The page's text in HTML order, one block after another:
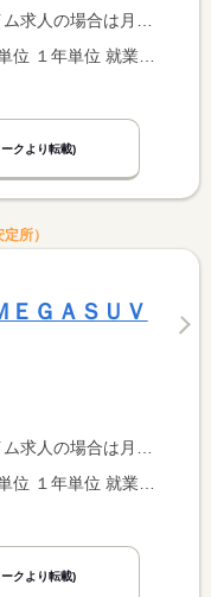
の場合は時間額を表示しています。
クより転載)
所）
ＧＡＳＵＶ
の場合は時間額を表示しています。
クより転載)